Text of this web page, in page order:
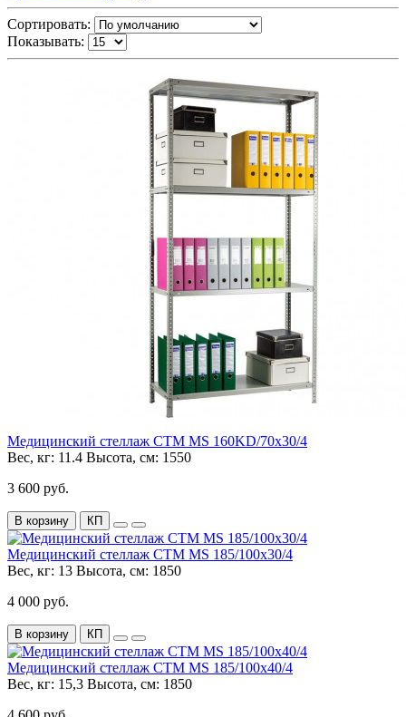
Сортировать:
Показывать:
Медицинский стеллаж СТМ MS 160KD/70х30/4
Вес, кг: 11.4 Высота, см: 1550
3 600 руб.
В корзину КП
Медицинский стеллаж СТМ MS 185/100х30/4
Вес, кг: 13 Высота, см: 1850
4 000 руб.
В корзину КП
Медицинский стеллаж СТМ MS 185/100х40/4
Вес, кг: 15,3 Высота, см: 1850